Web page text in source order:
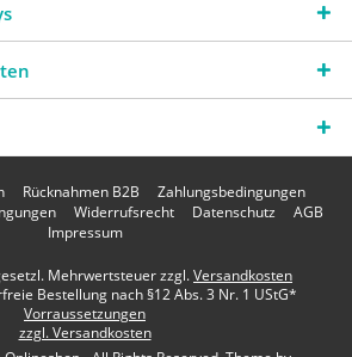
Rücknahmen B2B
Zahlungsbedingungen
Widerrufsrecht Datenschutz
AGB
Impressum
Mehrwertsteuer zzgl.Versandkosten
Bestellung nach §12 Abs. 3 Nr. 1 UStG*
Vorraussetzungen
zzgl. Versandkosten